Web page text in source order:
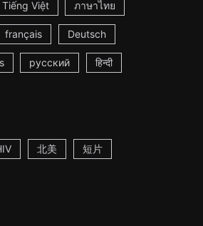
Tiếng Việt ภาษาไทย
français Deutsch
русский हिन्दी
北美 短片